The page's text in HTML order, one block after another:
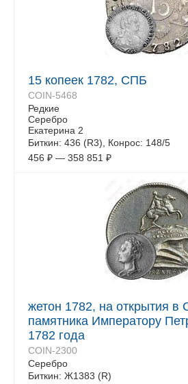
15 копеек 1782, СПБ
COIN-5468
Редкие
Серебро
Екатерина 2
Биткин: 436 (R3), Конрос: 148/5
456 ₽ — 358 851 ₽
жетон 1782, на открытия в
памятника Императору
1782 года
COIN-2300
Серебро
Биткин: Ж1383 (R)